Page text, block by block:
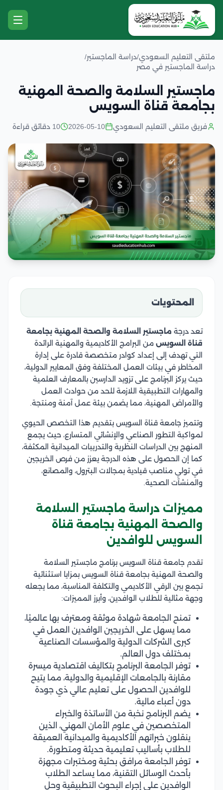
ملتقى التعليم السعودي/دراسة الماجستير/
دراسة الماجستير في مصر
ماجستير السلامة والصحة المهنية
بجامعة قناة السويس
فريق ملتقى التعليم السعودي 2026-05-10 10 دقائق قراءة
المحتويات
تعد درجة ماجستير السلامة والصحة المهنية بجامعة
قناة السويس من البرامج الأكاديمية والمهنية الرائدة
التي تهدف إلى إعداد كوادر متخصصة قادرة على إدارة
المخاطر في بيئات العمل المختلفة وفق المعايير الدولية،
حيث يركز البرنامج على تزويد الدارسين بالمعارف العلمية
والمهارات التطبيقية اللازمة للحد من حوادث العمل
والأمراض المهنية، مما يضمن بيئة عمل آمنة ومنتجة.
وتتميز جامعة قناة السويس بتقديم هذا التخصص الحيوي
لمواكبة التطور الصناعي والإنشائي المتسارع، حيث يجمع
المنهج بين الدراسات النظرية والتدريبات الميدانية المكثفة،
كما إن الحصول على هذه الدرجة يعزز من فرص الخريجين
في تولي مناصب قيادية بمجالات البترول، والمصانع،
والمنشآت الصحية.
مميزات دراسة ماجستير السلامة
والصحة المهنية بجامعة قناة
السويس للوافدين
تقدم جامعة قناة السويس برنامج ماجستير السلامة
والصحة المهنية بجامعة قناة السويس بمزايا استثنائية
تجمع بين الرقي الأكاديمي والتكلفة المناسبة، مما يجعله
وجهة مثالية للطلاب الوافدين، وأبرز المميزات:
تمنح الجامعة شهادة موثقة ومعترف بها عالميًا،
مما يسهل على الخريجين الوافدين العمل في
كبرى الشركات الدولية والمؤسسات الصناعية
بمختلف دول العالم.
توفر الجامعة البرنامج بتكاليف اقتصادية ميسرة
مقارنة بالجامعات الإقليمية والدولية، مما يتيح
للوافدين الحصول على تعليم عالي ذي جودة
دون أعباء مالية.
يضم البرنامج نخبة من الأساتذة والخبراء
المتخصصين في علوم الأمان المهني، الذين
ينقلون خبراتهم الأكاديمية والميدانية العميقة
للطلاب بأساليب تعليمية حديثة ومتطورة.
توفر الجامعة مرافق بحثية ومختبرات مجهزة
بأحدث الوسائل التقنية، مما يساعد الطلاب
الوافدين على إجراء البحوث التطبيقية وحل